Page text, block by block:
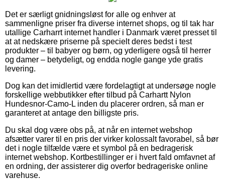
Det er særligt gnidningsløst for alle og enhver at
sammenligne priser fra diverse internet shops, og til tak har
utallige Carharrt internet handler i Danmark været presset til
at at nedskære priserne på specielt deres bedst i test
produkter – til babyer og børn, og yderligere også til herrer
og damer – betydeligt, og endda nogle gange yde gratis
levering.
Dog kan det imidlertid være fordelagtigt at undersøge nogle
forskellige webbutikker efter tilbud på Carhartt Nylon
Hundesnor-Camo-L inden du placerer ordren, så man er
garanteret at antage den billigste pris.
Du skal dog være obs på, at når en internet webshop
afsætter varer til en pris der virker kolossalt favorabel, så bør
det i nogle tilfælde være et symbol på en bedragerisk
internet webshop. Kortbestillinger er i hvert fald omfavnet af
en ordning, der assisterer dig overfor bedrageriske online
varehuse.